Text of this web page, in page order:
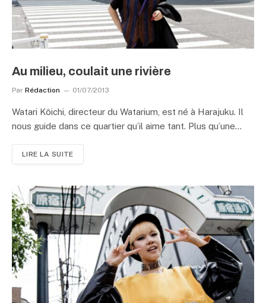
Au milieu, coulait une rivière
Par Rédaction 01/07/2013
Watari Kôichi, directeur du Watarium, est né à Harajuku. Il
nous guide dans ce quartier qu’il aime tant. Plus qu’une…
LIRE LA SUITE